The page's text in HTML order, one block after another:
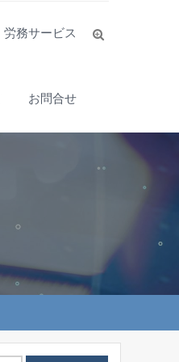
労務サービス
お問合せ